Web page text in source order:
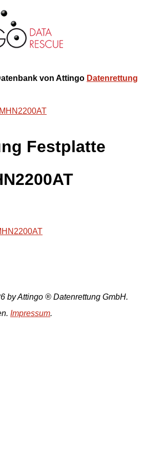
von Attingo Datenrettung
MHN2200AT
Festplatte
by Attingo ® Datenrettung GmbH.
Impressum.